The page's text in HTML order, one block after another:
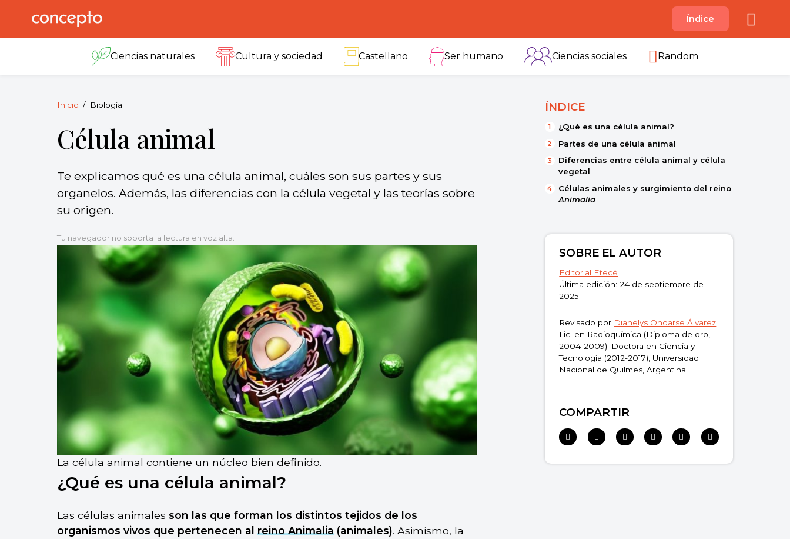
reservados.
B C
Índice
Ciencias naturales Cultura y sociedad Castellano Ser humano Ciencias sociales Random
Inicio Biología
Célula animal
Te explicamos qué es una célula animal, cuáles son sus partes y sus
organelos. Además, las diferencias con la célula vegetal y las teorías sobre
su origen.
Tu navegador no soporta la lectura en voz alta.
La célula animal contiene un núcleo bien definido.
¿Qué es una célula animal?
Las células animales son las que forman los distintos tejidos de los
organismos vivos que pertenecen alreino Animalia(animales). Asimismo, la
ÍNDICE
¿Qué es una célula animal?
Partes de una célula animal
Diferencias entre célula animal y célula
vegetal
Células animales y surgimiento del reino
Animalia
SOBRE EL AUTOR
Editorial Etecé
Última edición: 24 de septiembre de
2025
Revisado por Dianelys Ondarse Álvarez
Lic. en Radioquímica (Diploma de oro,
2004-2009). Doctora en Ciencia y
Tecnología (2012-2017), Universidad
Nacional de Quilmes, Argentina.
COMPARTIR